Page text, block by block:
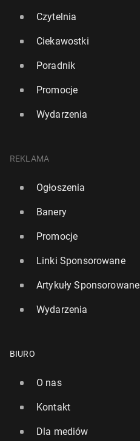
Czytelnia
Ciekawostki
Poradnik
Promocje
Wydarzenia
REKLAMA
Ogłoszenia
Banery
Promocje
Linki Sponsorowane
Artykuły Sponsorowane
Wydarzenia
BIURO
O nas
Kontakt
Dla mediów